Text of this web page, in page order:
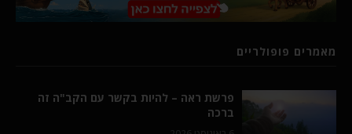
מאמרים פופולריים
פרשת ראה – להיות בקשר עם הקב"ה זה
ברכה